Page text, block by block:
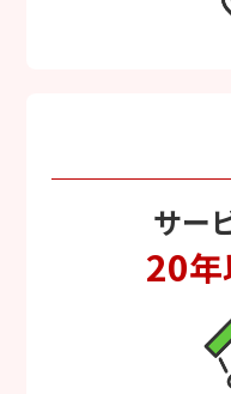
サー
20